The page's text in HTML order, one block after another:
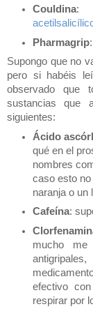
Couldina
Pharmagrip
Supongo que no
pero si habéis
observado que
sustancias que
siguientes:
Ácido
qué en el
nombres
caso esto
naranja o un
Cafeína:
mucho me
efectivo
respirar por